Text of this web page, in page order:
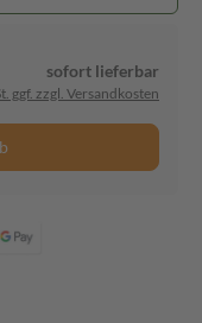
sofort lieferbar
ggf. zzgl. Versandkosten